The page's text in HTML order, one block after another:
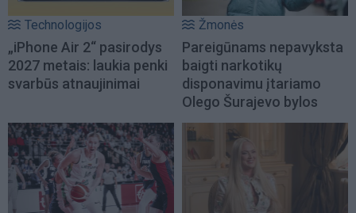
Technologijos
„iPhone Air 2“ pasirodys
2027 metais: laukia penki
svarbūs atnaujinimai
Žmonės
Pareigūnams nepavyksta
baigti narkotikų
disponavimu įtariamo
Olego Šurajevo bylos